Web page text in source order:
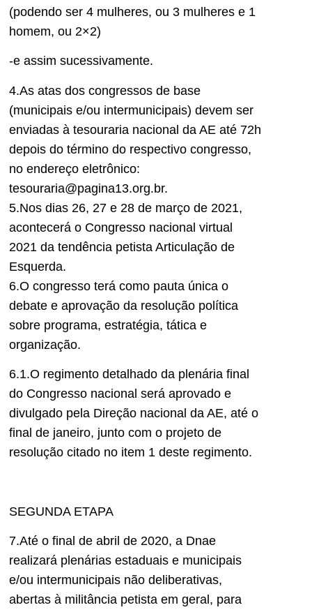
(podendo ser 4 mulheres, ou 3 mulheres e 1
homem, ou 2×2)
-e assim sucessivamente.
4.As atas dos congressos de base
(municipais e/ou intermunicipais) devem ser
enviadas à tesouraria nacional da AE até 72h
depois do término do respectivo congresso,
no endereço eletrônico:
tesouraria@pagina13.org.br.
5.Nos dias 26, 27 e 28 de março de 2021,
acontecerá o Congresso nacional virtual
2021 da tendência petista Articulação de
Esquerda.
6.O congresso terá como pauta única o
debate e aprovação da resolução política
sobre programa, estratégia, tática e
organização.
6.1.O regimento detalhado da plenária final
do Congresso nacional será aprovado e
divulgado pela Direção nacional da AE, até o
final de janeiro, junto com o projeto de
resolução citado no item 1 deste regimento.
SEGUNDA ETAPA
7.Até o final de abril de 2020, a Dnae
realizará plenárias estaduais e municipais
e/ou intermunicipais não deliberativas,
abertas à militância petista em geral, para